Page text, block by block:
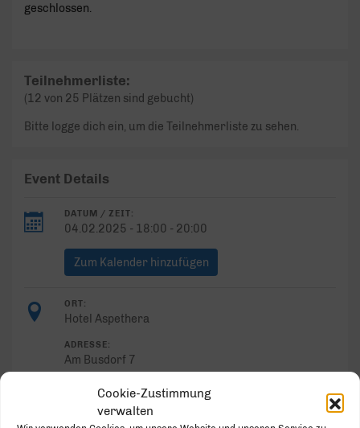
Cookie-Zustimmung
verwalten
geschlossen.
Teilnehmerliste:
(12 von 25 Plätzen sind gebucht)
Bitte logge dich ein, um die Teilnehmerliste zu sehen.
Event Details
DATUM / ZEIT:
04.02.2025 - 18:00 - 20:00
Zum Kalender hinzufügen
ORT:
Hotel Aspethera
ADRESSE:
Am Busdorf 7